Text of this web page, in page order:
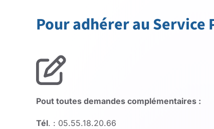
Pour adhérer au Service
Pout toutes demandes complémentaires :
Tél. : 05.55.18.20.66